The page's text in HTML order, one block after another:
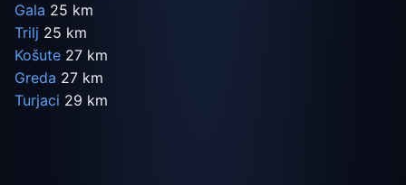
Gala 25 km
Trilj 25 km
Košute 27 km
Greda 27 km
Turjaci 29 km